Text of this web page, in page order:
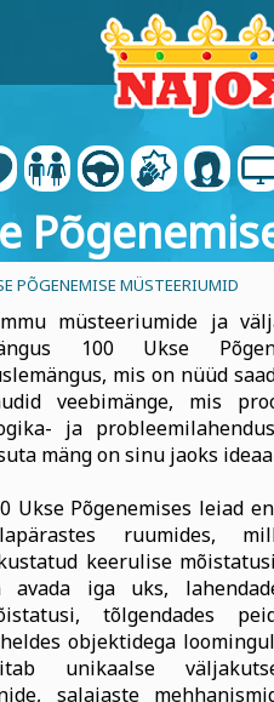
PÕGENEMISE MÜSTEERIUMID
müsteeriumide ja
100 Ukse
mis on nüüd
veebimänge, mis
ja
mäng on sinu jaoks
Ukse Põgenemises leiad
ruumides,
keerulise
avada iga uks,
tõlgendades
objektidega
unikaalse
salajaste